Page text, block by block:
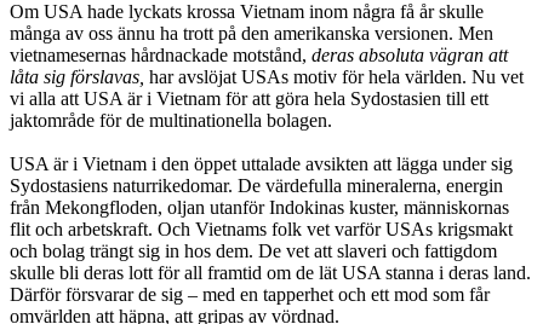
Om USA hade lyckats krossa Vietnam inom några få år skulle
många av oss ännu ha trott på den amerikanska versionen. Men
vietnamesernas hårdnackade motstånd, deras absoluta vägran att
låta sig förslavas, har avslöjat USAs motiv för hela världen. Nu vet
vi alla att USA är i Vietnam för att göra hela Sydostasien till ett
jaktområde för de multinationella bolagen.
USA är i Vietnam i den öppet uttalade avsikten att lägga under sig
Sydostasiens naturrikedomar. De värdefulla mineralerna, energin
från Mekongfloden, oljan utanför Indokinas kuster, människornas
flit och arbetskraft. Och Vietnams folk vet varför USAs krigsmakt
och bolag trängt sig in hos dem. De vet att slaveri och fattigdom
skulle bli deras lott för all framtid om de lät USA stanna i deras land.
Därför försvarar de sig – med en tapperhet och ett mod som får
omvärlden att häpna, att gripas av vördnad.